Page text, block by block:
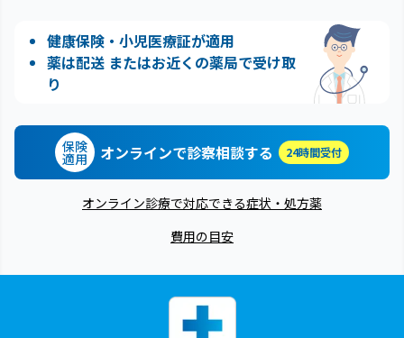
健康保険・小児医療証が適用
薬は配送 またはお近くの薬局で受け取
り
保険
適用 オンラインで診察相談する 24時間受付
オンライン診療で対応できる症状・処方薬
費用の目安